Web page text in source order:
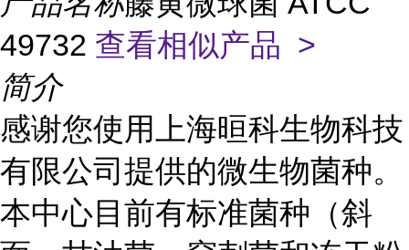
49732 查看相似产品 >
简介
感谢您使用上海晅科生物科技
有限公司提供的微生物菌种。
本中心目前有标准菌种（斜